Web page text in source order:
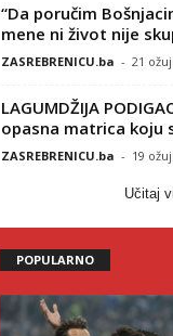
“Da poručim
mene ni život nije
ZASREBRENICU.ba - 21
LAGUMDŽIJA
opasna matrica koju
ZASREBRENICU.ba - 19
Učitaj
POPULARNO